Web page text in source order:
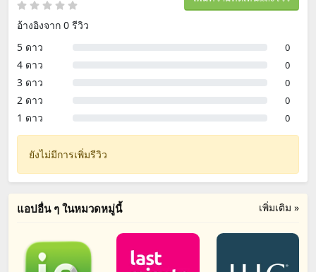
อ้างอิงจาก 0 รีวิว
5 ดาว
0
4 ดาว 0
3 ดาว 0
2 ดาว 0
1 ดาว 0
ยังไม่มีการเพิ่มรีวิว
เพิ่มเติม »
แอปอื่น ๆ ในหมวดหมู่นี้